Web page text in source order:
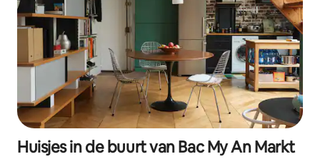
Huisjes in de buurt van Bac My An Markt